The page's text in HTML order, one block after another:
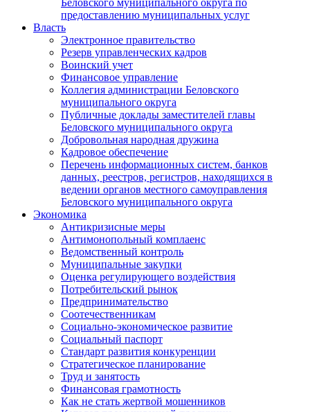
Беловского муниципального округа по
предоставлению муниципальных услуг
Власть
Электронное правительство
Резерв управленческих кадров
Воинский учет
Финансовое управление
Коллегия администрации Беловского
муниципального округа
Публичные доклады заместителей главы
Беловского муниципального округа
Добровольная народная дружина
Кадровое обеспечение
Перечень информационных систем, банков
данных, реестров, регистров, находящихся в
ведении органов местного самоуправления
Беловского муниципального округа
Экономика
Антикризисные меры
Антимонопольный комплаенс
Ведомственный контроль
Муниципальные закупки
Оценка регулирующего воздействия
Потребительский рынок
Предпринимательство
Соотечественникам
Социально-экономическое развитие
Социальный паспорт
Стандарт развития конкуренции
Стратегическое планирование
Труд и занятость
Финансовая грамотность
Как не стать жертвой мошенников